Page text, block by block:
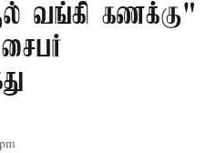
வங்கி கணக்கு"